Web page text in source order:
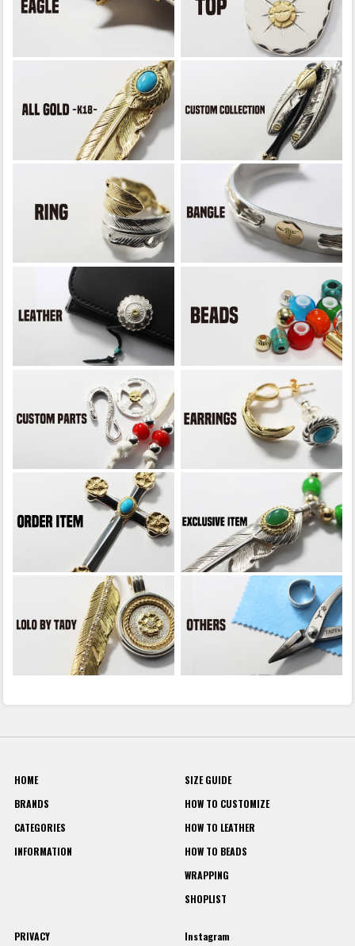
HOME
BRANDS
CATEGORIES
INFORMATION
SIZE GUIDE
HOW TO CUSTOMIZE
HOW TO LEATHER
HOW TO BEADS
WRAPPING
SHOPLIST
PRIVACY Instagram